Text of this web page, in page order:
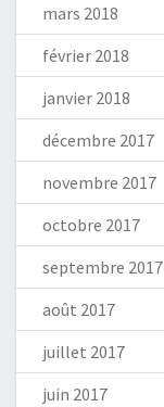
mars 2018
février 2018
janvier 2018
décembre 2017
novembre 2017
octobre 2017
septembre 2017
août 2017
juillet 2017
juin 2017